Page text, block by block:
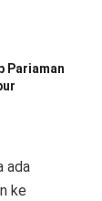
Pariaman
ada
ke